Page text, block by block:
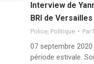
Interview de
BRI de Versailles
Police, Politique Par
07 septembre
période estivale.